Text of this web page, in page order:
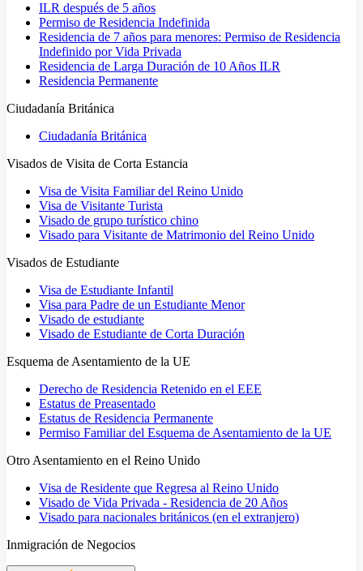
ILR después de 5 años
Permiso de Residencia Indefinida
Residencia de 7 años para menores: Permiso de Residencia
Indefinido por Vida Privada
Residencia de Larga Duración de 10 Años ILR
Residencia Permanente
Ciudadanía Británica
Ciudadanía Británica
Visados de Visita de Corta Estancia
Visa de Visita Familiar del Reino Unido
Visa de Visitante Turista
Visado de grupo turístico chino
Visado para Visitante de Matrimonio del Reino Unido
Visados de Estudiante
Visa de Estudiante Infantil
Visa para Padre de un Estudiante Menor
Visado de estudiante
Visado de Estudiante de Corta Duración
Esquema de Asentamiento de la UE
Derecho de Residencia Retenido en el EEE
Estatus de Preasentado
Estatus de Residencia Permanente
Permiso Familiar del Esquema de Asentamiento de la UE
Otro Asentamiento en el Reino Unido
Visa de Residente que Regresa al Reino Unido
Visado de Vida Privada - Residencia de 20 Años
Visado para nacionales británicos (en el extranjero)
Inmigración de Negocios